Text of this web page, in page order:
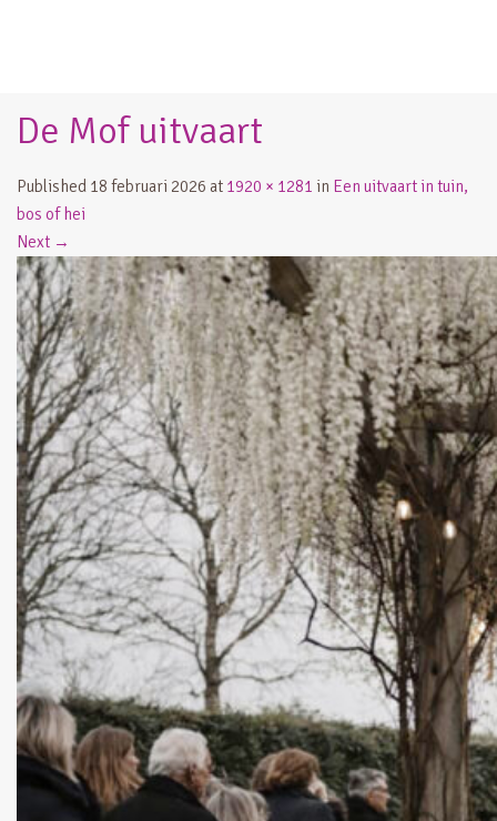
De Mof uitvaart
Published 18 februari 2026 at 1920 × 1281 in Een uitvaart in tuin,
bos of hei
Next →